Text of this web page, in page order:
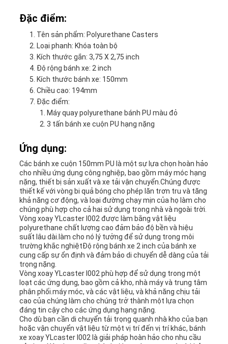
POLICY
Đặc điểm:
Tên sản phẩm: Polyurethane Casters
Loại phanh: Khóa toàn bộ
Kích thước gắn: 3,75 X 2,75 inch
Độ rộng bánh xe: 2 inch
Kích thước bánh xe: 150mm
Chiều cao: 194mm
Đặc điểm:
Máy quay polyurethane bánh PU màu đỏ
3 tấn bánh xe cuộn PU hạng nặng
Ứng dụng:
Các bánh xe cuộn 150mm PU là một sự lựa chọn hoàn hảo
cho nhiều ứng dụng công nghiệp, bao gồm máy móc hạng
nặng, thiết bị sản xuất và xe tải vận chuyển.Chúng được
thiết kế với vòng bi quả bóng cho phép lăn trơn tru và tăng
khả năng cơ động, và loại đường chạy mịn của họ làm cho
chúng phù hợp cho cả hai sử dụng trong nhà và ngoài trời.
Vòng xoay YLcaster I002 được làm bằng vật liệu
polyurethane chất lượng cao đảm bảo độ bền và hiệu
suất lâu dài.làm cho nó lý tưởng để sử dụng trong môi
trường khắc nghiệtĐộ rộng bánh xe 2 inch của bánh xe
cung cấp sự ổn định và đảm bảo di chuyển dễ dàng của tải
trọng nặng.
Vòng xoay YLcaster I002 phù hợp để sử dụng trong một
loạt các ứng dụng, bao gồm cả kho, nhà máy và trung tâm
phân phối.máy móc, và các vật liệu, và khả năng chịu tải
cao của chúng làm cho chúng trở thành một lựa chọn
đáng tin cậy cho các ứng dụng hạng nặng.
Cho dù bạn cần di chuyển tải trọng quanh nhà kho của bạn
hoặc vận chuyển vật liệu từ một vị trí đến vị trí khác, bánh
xe xoay YLcaster I002 là giải pháp hoàn hảo cho nhu cầu